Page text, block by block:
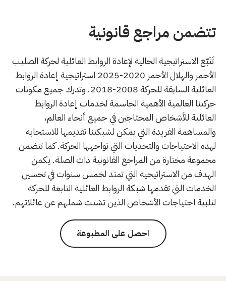
تتضمن مراجع قانونية
تَتَبّع الاستراتيجية الحالية لإعادة الروابط العائلية لحركة الصليب
الأحمر والهلال الأحمر 2020-2025 استراتيجية إعادة الروابط
العائلية السابقة للحركة 2008-2018. وتدرك جميع مكونات
حركتنا العالمية الأهمية الحاسمة لخدمات إعادة الروابط
العائلية للأشخاص المحتاجين في جميع أنحاء العالم،
والمساهمة الفريدة التي يمكن لشبكتنا تقديمها للاستجابة
لهذه الاحتياجات والتحديات التي تواجهها الحركة. كما تتضمن
مجموعة مختارة من المراجع القانونية ذات الصلة. يكمن
الهدف من الاستراتيجية التي تمتد لخمس سنوات في تحسين
الخدمات التي تقدمها شبكة الروابط العائلية التابعة للحركة
لتلبية احتياجات الأشخاص الذين تشتت شملهم عن عائلاتهم.
احصل على المطبوعة